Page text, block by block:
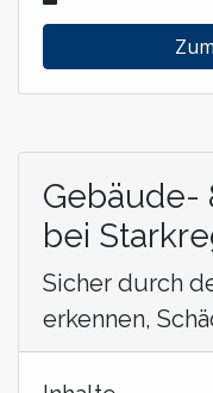
Gebäude-
bei
Sicher durch
erkennen,